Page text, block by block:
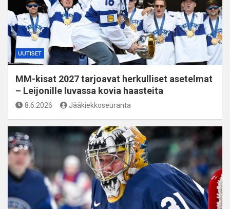
UUTISET
MM-kisat 2027 tarjoavat herkulliset asetelmat
– Leijonille luvassa kovia haasteita
8.6.2026 Jääkiekkoseuranta